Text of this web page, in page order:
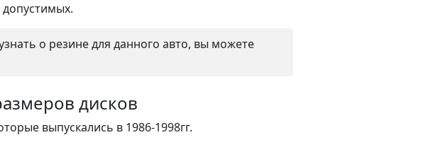
допустимых.
о резине для данного авто, вы можете
дисков
выпускались в 1986-1998гг.